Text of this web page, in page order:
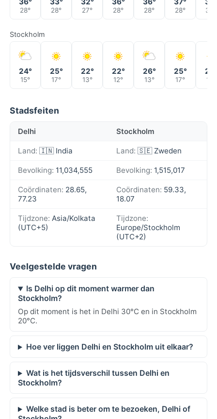
36°
28°
33°
28°
32°
27°
36°
28°
36°
28°
37°
28° 30°
Stockholm
24°
15°
25°
17°
22°
13°
22°
12°
26°
13°
25°
17° 13°
Stadsfeiten
Delhi Stockholm
Land: 🇮🇳 India Land: 🇸🇪 Zweden
Bevolking: 11,034,555 Bevolking: 1,515,017
Coördinaten: 28.65,
77.23
Coördinaten: 59.33,
18.07
Tijdzone: Asia/Kolkata
(UTC+5)
Tijdzone:
Europe/Stockholm
(UTC+2)
Veelgestelde vragen
Is Delhi op dit moment warmer dan
Stockholm?
Op dit moment is het in Delhi 30°C en in Stockholm
20°C.
Hoe ver liggen Delhi en Stockholm uit elkaar?
Wat is het tijdsverschil tussen Delhi en
Stockholm?
Welke stad is beter om te bezoeken, Delhi of